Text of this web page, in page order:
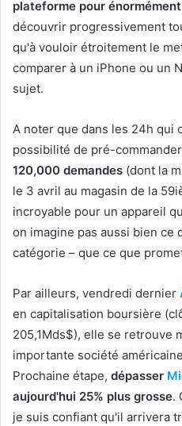
plateforme pour
découvrir progressivement
qu'à vouloir étroitement le
comparer à un iPhone ou un
sujet.
A noter que dans les 24h qui
possibilité de pré-
120,000 demandes (dont la
le 3 avril au magasin de la
incroyable pour un appareil
on imagine pas aussi bien ce
catégorie – que ce que
Par ailleurs, vendredi dernier
en capitalisation boursière
205,1Mds$), elle se retrouve
importante société
Prochaine étape, dépasser
aujourd'hui 25% plus grosse.
je suis confiant qu'il arrivera